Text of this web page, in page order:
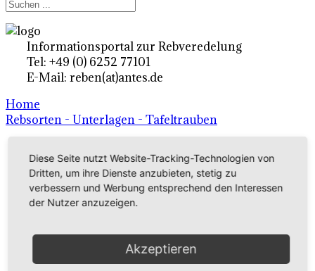
Informationsportal zur Rebveredelung
Tel: +49 (0) 6252 77101
E-Mail: reben(at)antes.de
Home
Rebsorten - Unterlagen - Tafeltrauben
Ertragsrebsorten A-Z
in Deutschland
Rebsorten international
Diese Seite nutzt Website-Tracking-Technologien von
Dritten, um ihre Dienste anzubieten, stetig zu
verbessern und Werbung entsprechend den Interessen
der Nutzer anzuzeigen.
Akzeptieren